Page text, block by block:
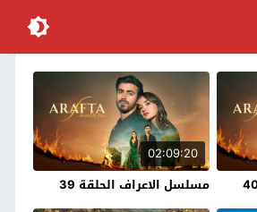
02:09:20
مسلسل الاعراف الحلقة 39